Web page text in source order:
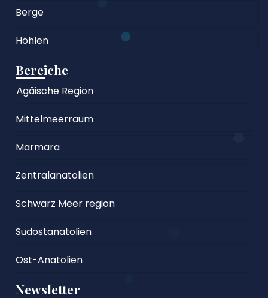
Berge
Höhlen
Bereiche
Ägäische Region
Mittelmeerraum
Marmara
Zentralanatolien
Schwarz Meer region
Südostanatolien
Ost-Anatolien
Newsletter